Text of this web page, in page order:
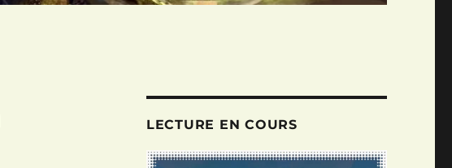
LECTURE EN COURS